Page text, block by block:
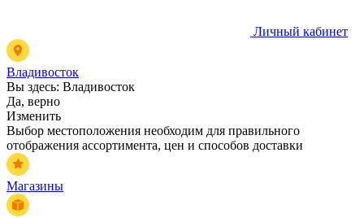
Личный кабинет
Владивосток
Вы здесь: Владивосток
Да, верно
Изменить
Выбор местоположения необходим для правильного
отображения ассортимента, цен и способов доставки
Магазины